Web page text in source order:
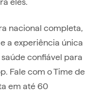
nacional completa,
a experiência única
confiável para
Fale com o Time de
em até 60